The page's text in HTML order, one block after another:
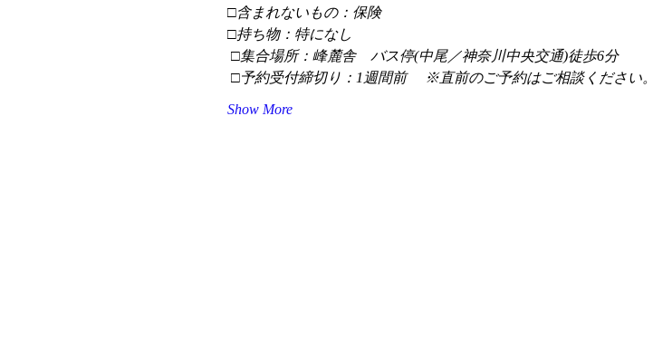
□含まれないもの：保険
□持ち物：特になし
□集合場所：峰麓舎　バス停(中尾／神奈川中央交通)徒歩6分
□予約受付締切り：1週間前 　※直前のご予約はご相談ください。
Show More